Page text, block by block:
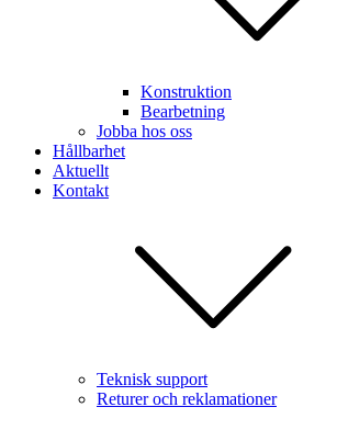
Konstruktion
Bearbetning
Jobba hos oss
Hållbarhet
Aktuellt
Kontakt
Teknisk support
Returer och reklamationer